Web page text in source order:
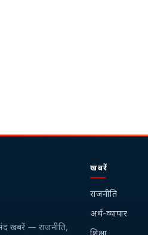
खबरें — राजनीति,
खबरें
राजनीति
अर्थ-व्यापार